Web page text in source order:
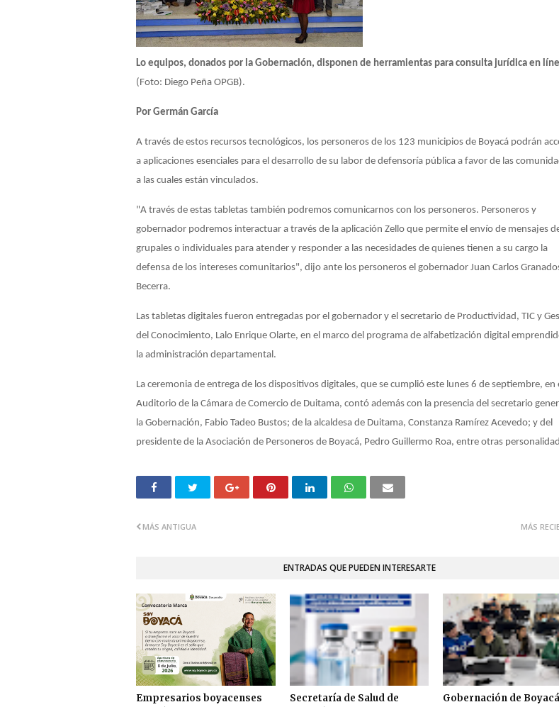
​Lo equipos, donados por la Gobernación, disponen de herramientas para consulta jurídica en
(Foto: Diego Peña OPGB).
Por Germán García
A través de estos recursos tecnológicos, los personeros de los 123 municipios de Boyacá podrán
a aplicaciones esenciales para el desarrollo de su labor de defensoría pública a favor de las
a las cuales están vinculados.
"A través de estas tabletas también podremos comunicarnos con los personeros. Personeros y
gobernador podremos interactuar a través de la aplicación Zello que permite el envío de mensajes
grupales o individuales para atender y responder a las necesidades de quienes tienen a su cargo la
defensa de los intereses comunitarios", dijo ante los personeros el gobernador Juan Carlos
Becerra.
Las tabletas digitales fueron entregadas por el gobernador y el secretario de Productividad, TIC y
del Conocimiento, Lalo Enrique Olarte, en el marco del programa de alfabetización digital
la administración departamental.
La ceremonia de entrega de los dispositivos digitales, que se cumplió este lunes 6 de septiembre, en
Auditorio de la Cámara de Comercio de Duitama, contó además con la presencia del secretario
la Gobernación, Fabio Tadeo Bustos; de la alcaldesa de Duitama, Constanza Ramírez Acevedo; y del
presidente de la Asociación de Personeros de Boyacá, Pedro Guillermo Roa, entre otras
MÁS
MÁS ANTIGUA
ENTRADAS QUE PUEDEN INTERESARTE
Empresarios boyacenses
Secretaría de Salud de
Gobernación de Boyacá